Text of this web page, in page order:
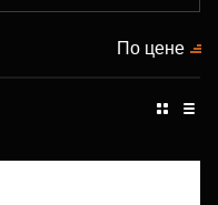
По цене